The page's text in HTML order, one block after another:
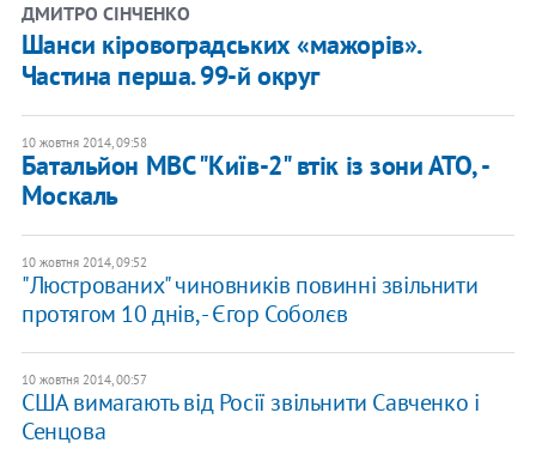
ДМИТРО СІНЧЕНКО
Шанси кіровоградських «мажорів».
Частина перша. 99-й округ
10 жовтня 2014, 09:58
Батальйон МВС "Київ-2" втік із зони АТО, -
Москаль
10 жовтня 2014, 09:52
"Люстрованих" чиновників повинні звільнити
протягом 10 днів, - Єгор Соболєв
10 жовтня 2014, 00:57
CША вимагають від Росії звільнити Савченко і
Сенцова